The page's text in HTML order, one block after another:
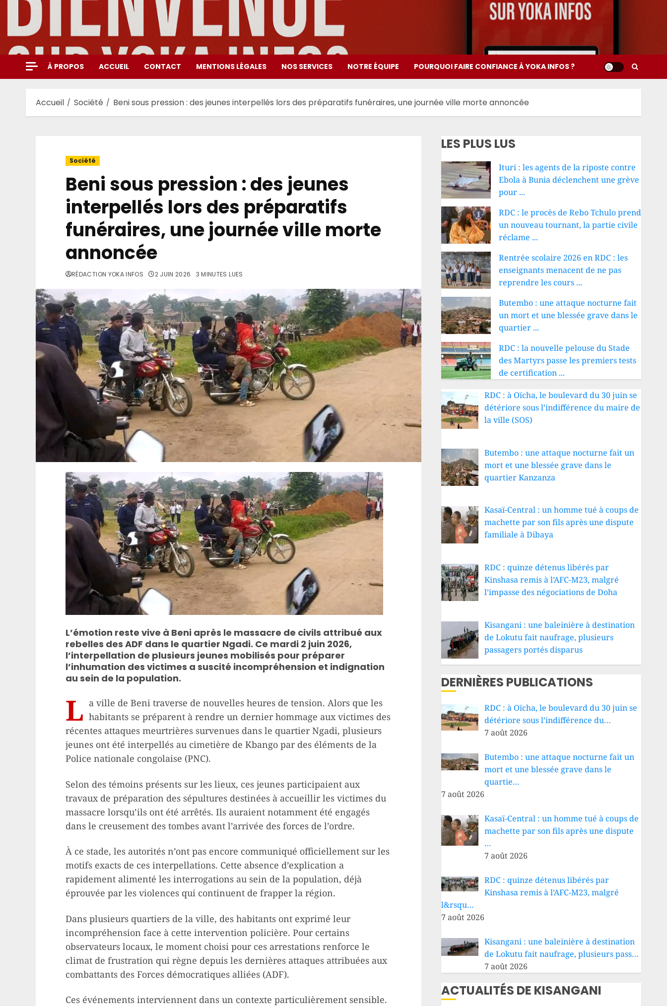
contenu
À PROPOS ACCUEIL CONTACT MENTIONS LÉGALES NOS SERVICES NOTRE ÉQUIPE POURQUOI FAIRE CONFIANCE À YOKA INFOS ?
Accueil Société Beni sous pression : des jeunes interpellés lors des préparatifs funéraires, une journée ville morte annoncée
Société
Beni sous pression : des jeunes
interpellés lors des préparatifs
funéraires, une journée ville morte
annoncée
RÉDACTION YOKA INFOS 2 JUIN 2026 3 MINUTES LUES
L’émotion reste vive à Beni après le massacre de civils attribué aux
rebelles des ADF dans le quartier Ngadi. Ce mardi 2 juin 2026,
l’interpellation de plusieurs jeunes mobilisés pour préparer
l’inhumation des victimes a suscité incompréhension et indignation
au sein de la population.
L a ville de Beni traverse de nouvelles heures de tension. Alors que les
habitants se préparent à rendre un dernier hommage aux victimes des
récentes attaques meurtrières survenues dans le quartier Ngadi, plusieurs
jeunes ont été interpellés au cimetière de Kbango par des éléments de la
Police nationale congolaise (PNC).
Selon des témoins présents sur les lieux, ces jeunes participaient aux
travaux de préparation des sépultures destinées à accueillir les victimes du
massacre lorsqu’ils ont été arrêtés. Ils auraient notamment été engagés
dans le creusement des tombes avant l’arrivée des forces de l’ordre.
À ce stade, les autorités n’ont pas encore communiqué officiellement sur les
motifs exacts de ces interpellations. Cette absence d’explication a
rapidement alimenté les interrogations au sein de la population, déjà
éprouvée par les violences qui continuent de frapper la région.
Dans plusieurs quartiers de la ville, des habitants ont exprimé leur
incompréhension face à cette intervention policière. Pour certains
observateurs locaux, le moment choisi pour ces arrestations renforce le
climat de frustration qui règne depuis les dernières attaques attribuées aux
combattants des Forces démocratiques alliées (ADF).
Ces événements interviennent dans un contexte particulièrement sensible.
LES PLUS LUS
Ituri : les agents de la riposte contre
Ebola à Bunia déclenchent une grève
pour ...
RDC : le procès de Rebo Tchulo prend
un nouveau tournant, la partie civile
réclame ...
Rentrée scolaire 2026 en RDC : les
enseignants menacent de ne pas
reprendre les cours ...
Butembo : une attaque nocturne fait
un mort et une blessée grave dans le
quartier ...
RDC : la nouvelle pelouse du Stade
des Martyrs passe les premiers tests
de certification ...
RDC : à Oïcha, le boulevard du 30 juin se
détériore sous l’indifférence du maire de
la ville (SOS)
Butembo : une attaque nocturne fait un
mort et une blessée grave dans le
quartier Kanzanza
Kasaï-Central : un homme tué à coups de
machette par son fils après une dispute
familiale à Dibaya
RDC : quinze détenus libérés par
Kinshasa remis à l’AFC-M23, malgré
l’impasse des négociations de Doha
Kisangani : une baleinière à destination
de Lokutu fait naufrage, plusieurs
passagers portés disparus
DERNIÈRES PUBLICATIONS
RDC : à Oïcha, le boulevard du 30 juin se
détériore sous l’indifférence du…
7 août 2026
Butembo : une attaque nocturne fait un
mort et une blessée grave dans le
quartie…
7 août 2026
Kasaï-Central : un homme tué à coups de
machette par son fils après une dispute
…
7 août 2026
RDC : quinze détenus libérés par
Kinshasa remis à l’AFC-M23, malgré
l&rsqu…
7 août 2026
Kisangani : une baleinière à destination
de Lokutu fait naufrage, plusieurs pass…
7 août 2026
ACTUALITÉS DE KISANGANI